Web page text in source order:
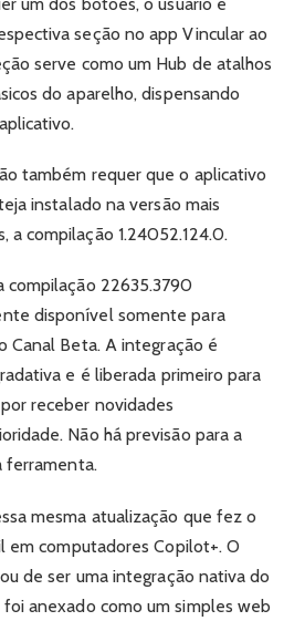
seção no app Vincular ao
serve como um Hub de atalhos
do aparelho, dispensando
também requer que o aplicativo
instalado na versão mais
compilação 1.24052.124.0.
compilação 22635.3790
disponível somente para
Canal Beta. A integração é
e é liberada primeiro para
receber novidades
Não há previsão para a
ferramenta.
mesma atualização que fez o
em computadores Copilot+. O
de ser uma integração nativa do
anexado como um simples web